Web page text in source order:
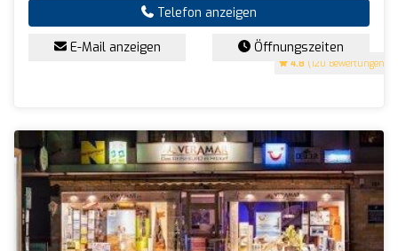
4.8 (120 Bewertungen)
Telefon anzeigen
E-Mail anzeigen Öffnungszeiten